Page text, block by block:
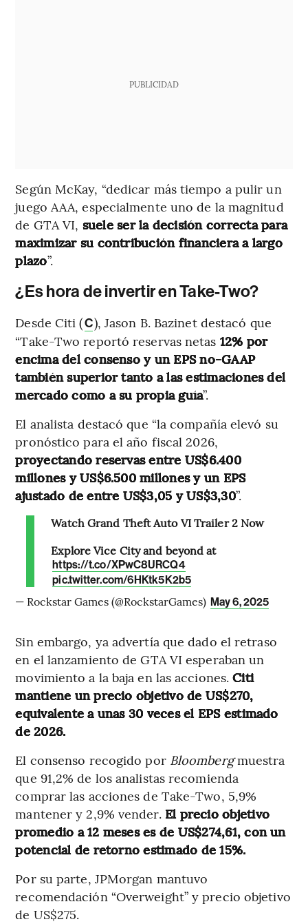
PUBLICIDAD
Según McKay, “dedicar más tiempo a pulir un
juego AAA, especialmente uno de la magnitud
de GTA VI, suele ser la decisión correcta para
maximizar su contribución financiera a largo
plazo”.
¿Es hora de invertir en Take-Two?
Desde Citi (C), Jason B. Bazinet destacó que
“Take-Two reportó reservas netas 12% por
encima del consenso y un EPS no-GAAP
también superior tanto a las estimaciones del
mercado como a su propia guía”.
El analista destacó que “la compañía elevó su
pronóstico para el año fiscal 2026,
proyectando reservas entre US$6.400
millones y US$6.500 millones y un EPS
ajustado de entre US$3,05 y US$3,30”.
Watch Grand Theft Auto VI Trailer 2 Now
Explore Vice City and beyond at
https://t.co/XPwC8URCQ4
pic.twitter.com/6HKtk5K2b5
— Rockstar Games (@RockstarGames) May 6, 2025
Sin embargo, ya advertía que dado el retraso
en el lanzamiento de GTA VI esperaban un
movimiento a la baja en las acciones.Citi
mantiene un precio objetivo de US$270,
equivalente a unas 30 veces el EPS estimado
de 2026.
El consenso recogido por Bloombergmuestra
que 91,2% de los analistas recomienda
comprar las acciones de Take-Two, 5,9%
mantener y 2,9% vender. El precio objetivo
promedio a 12 meses es de US$274,61, con un
potencial de retorno estimado de 15%.
Por su parte, JPMorgan mantuvo
recomendación “Overweight” y precio objetivo
de US$275.